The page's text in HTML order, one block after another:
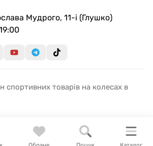
Мудрого, 11-i (Глушко)
спортивних товарів на колесах в